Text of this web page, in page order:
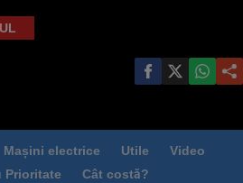
Mașini electrice Utile
Video
Prioritate
Cât costă?